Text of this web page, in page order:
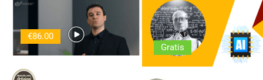
€86.00
Gratis